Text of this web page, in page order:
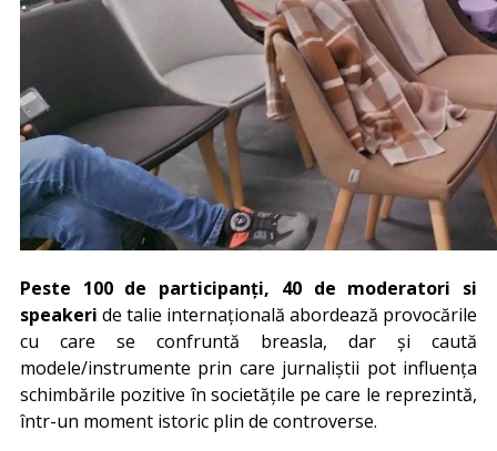
Peste 100 de participanți, 40 de moderatori si
speakeri de talie internațională abordează provocările
cu care se confruntă breasla, dar și caută
modele/instrumente prin care jurnaliștii pot influența
schimbările pozitive în societățile pe care le reprezintă,
într-un moment istoric plin de controverse.